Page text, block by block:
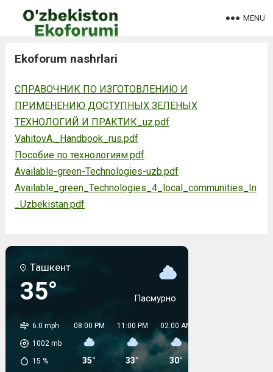
MENU
Ekoforum nashrlari
СПРАВОЧНИК ПО ИЗГОТОВЛЕНИЮ И
ПРИМЕНЕНИЮ ДОСТУПНЫХ ЗЕЛЕНЫХ
ТЕХНОЛОГИЙ И ПРАКТИК_uz.pdf
VahitovA._Handbook_rus.pdf
Пособие по технологиям.pdf
Available-green-Technologies-uzb.pdf
Available_green_Technologies_4_local_communities_In
_Uzbekistan.pdf
Ташкент
35° Пасмурно
6.0 mph
1002mb
15 %
08:00 PM
35°
11:00 PM
33°
02:00 AM
30°